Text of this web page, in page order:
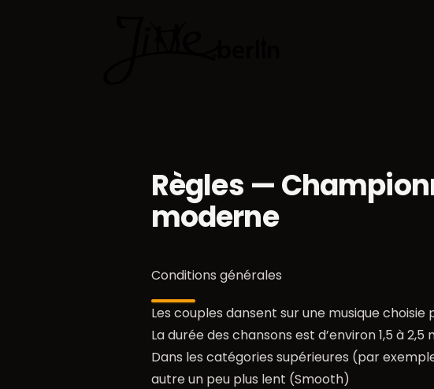
Règles —
moderne
Conditions générales
Les couples dansent sur une musique
La durée des chansons est d’environ 1,5 à
Dans les catégories supérieures (par
autre un peu plus lent (Smooth)